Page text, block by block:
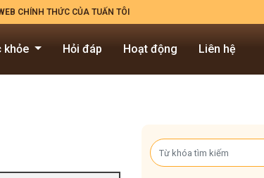
CHÍNH THỨC CỦA TUẤN TÔI
khỏe Hỏi đáp Hoạt động Liên hệ